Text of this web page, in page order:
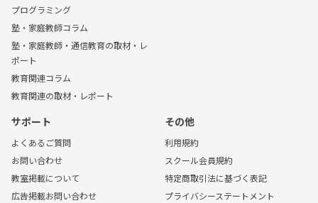
プログラミング
塾・家庭教師コラム
塾・家庭教師・通信教育の取材・レ
ポート
教育関連コラム
教育関連の取材・レポート
サポート
よくあるご質問
お問い合わせ
教室掲載について
広告掲載お問い合わせ
その他
利用規約
スクール会員規約
特定商取引法に基づく表記
プライバシーステートメント